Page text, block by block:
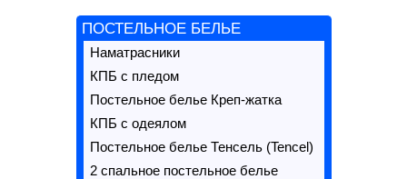
ПОСТЕЛЬНОЕ БЕЛЬЕ
Наматрасники
КПБ с пледом
Постельное белье Креп-жатка
КПБ с одеялом
Постельное белье Тенсель (Tencel)
2 спальное постельное белье